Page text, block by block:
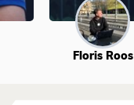
Floris Roos